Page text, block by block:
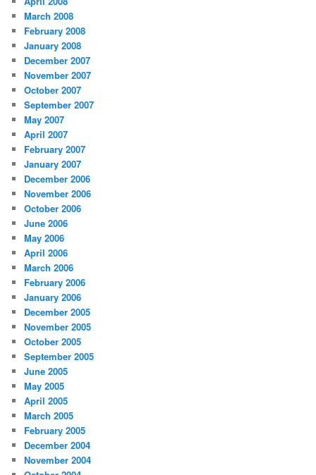
March 2008
February 2008
January 2008
December 2007
November 2007
October 2007
September 2007
May 2007
April 2007
February 2007
January 2007
December 2006
November 2006
October 2006
June 2006
May 2006
April 2006
March 2006
February 2006
January 2006
December 2005
November 2005
October 2005
September 2005
June 2005
May 2005
April 2005
March 2005
February 2005
December 2004
November 2004